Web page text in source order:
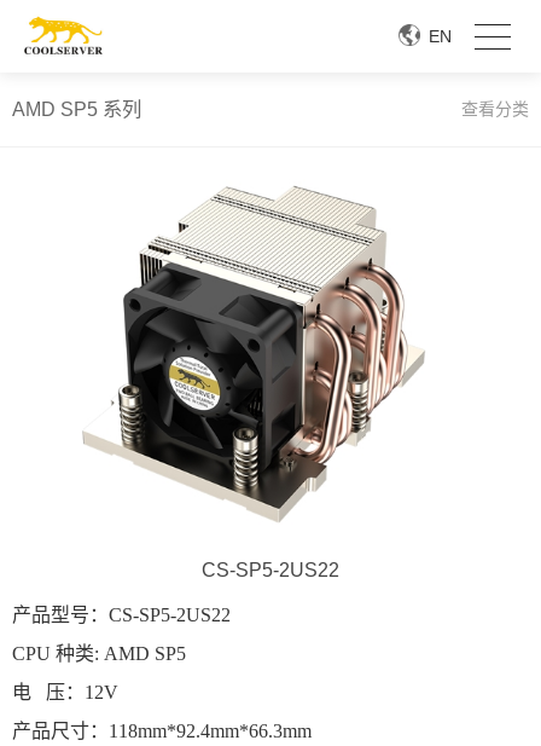
EN
AMD SP5 系列 查看分类
CS-SP5-2US22
产品型号：CS-SP5-2US22
CPU 种类: AMD SP5
电 压：12V
产品尺寸：118mm*92.4mm*66.3mm